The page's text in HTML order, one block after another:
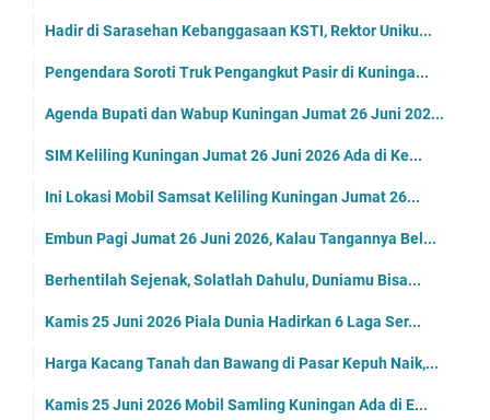
Hadir di Sarasehan Kebanggasaan KSTI, Rektor Uniku...
Pengendara Soroti Truk Pengangkut Pasir di Kuninga...
Agenda Bupati dan Wabup Kuningan Jumat 26 Juni 202...
SIM Keliling Kuningan Jumat 26 Juni 2026 Ada di Ke...
Ini Lokasi Mobil Samsat Keliling Kuningan Jumat 26...
Embun Pagi Jumat 26 Juni 2026, Kalau Tangannya Bel...
Berhentilah Sejenak, Solatlah Dahulu, Duniamu Bisa...
Kamis 25 Juni 2026 Piala Dunia Hadirkan 6 Laga Ser...
Harga Kacang Tanah dan Bawang di Pasar Kepuh Naik,...
Kamis 25 Juni 2026 Mobil Samling Kuningan Ada di E...